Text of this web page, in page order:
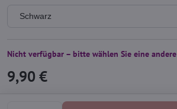
Nicht verfügbar – bitte wählen Sie eine
9,90 €